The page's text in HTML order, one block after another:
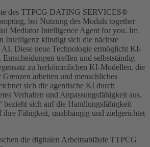
des TTPCG DATING SERVICES®
bei Nutzung des Moduls together
Mediator Intelligence Agent for you. Im
Intelligenz kündigt sich die nächste
Diese neue Technologie ermöglicht KI-
Entscheidungen treffen und selbstständig
zu herkömmlichen KI-Modellen, die
arbeiten und menschliches
sich die agentische KI durch
Verhalten und Anpassungsfähigkeit aus.
bezieht sich auf die Handlungsfähigkeit
ihre Fähigkeit, unabhängig und zielgerichtet
die digitalen Arbeitsabläufe TTPCG